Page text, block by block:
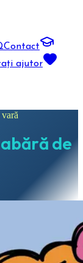
Contact
ajutor
de